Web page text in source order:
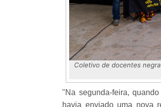
Coletivo de docentes
"Na segunda-feira,
havia enviado uma nova